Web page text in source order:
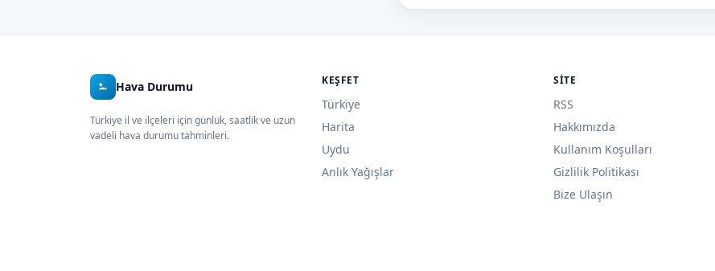
Hava Durumu
Türkiye il ve ilçeleri için günlük, saatlik ve uzun
vadeli hava durumu tahminleri.
KEŞFET
Türkiye
Harita
Uydu
Anlık Yağışlar
SITE
RSS
Hakkımızda
Kullanım Koşulları
Gizlilik Politikası
Bize Ulaşın